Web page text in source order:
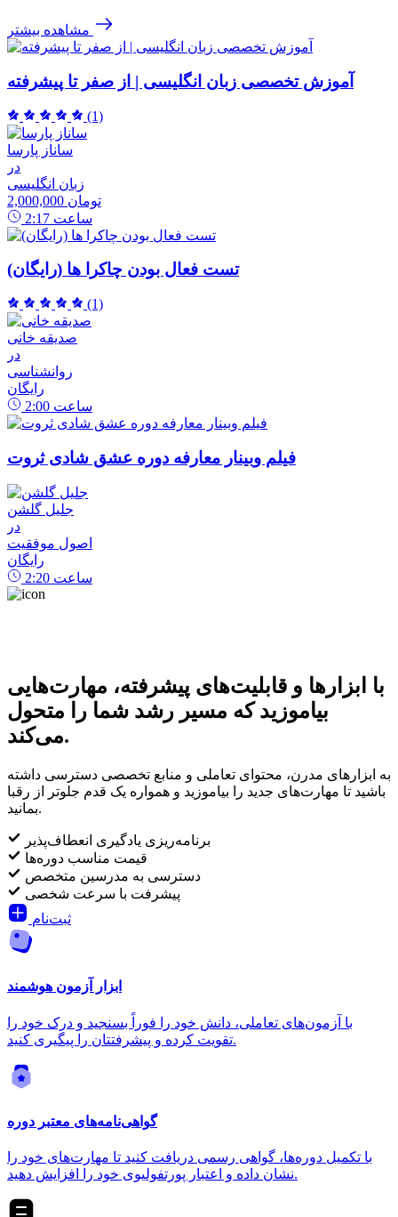
مشاهده بیشتر
آموزش تخصصی زبان انگلیسی | از صفر تا پیشرفته
(1)
ساناز پارسا
در
زبان انگلیسی
2,000,000 تومان
2:17 ساعت
تست فعال بودن چاکرا ها (رایگان)
(1)
صدیقه خانی
در
روانشناسی
رایگان
2:00 ساعت
فیلم وبینار معارفه دوره عشق شادی ثروت
جلیل گلشن
در
اصول موفقیت
رایگان
2:20 ساعت
با ابزارها و قابلیت‌های پیشرفته، مهارت‌هایی
بیاموزید که مسیر رشد شما را متحول
می‌کند.
به ابزارهای مدرن، محتوای تعاملی و منابع تخصصی دسترسی داشته
باشید تا مهارت‌های جدید را بیاموزید و همواره یک قدم جلوتر از رقبا
بمانید.
برنامه‌ریزی یادگیری انعطاف‌پذیر
قیمت مناسب دوره‌ها
دسترسی به مدرسین متخصص
پیشرفت با سرعت شخصی
ثبت‌نام
ابزار آزمون هوشمند
با آزمون‌های تعاملی، دانش خود را فوراً بسنجید و درک خود را
تقویت کرده و پیشرفتتان را پیگیری کنید.
گواهی‌نامه‌های معتبر دوره
با تکمیل دوره‌ها، گواهی رسمی دریافت کنید تا مهارت‌های خود را
نشان داده و اعتبار پورتفولیوی خود را افزایش دهید.